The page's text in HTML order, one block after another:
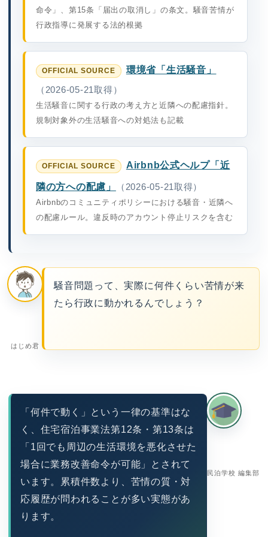
命令」、第15条「届出の取消し」の条文。騒音苦情が
行政指導に発展する法的根拠
環境省「生活騒音」
（2026-05-21取得）
生活騒音に関する行政の考え方と近隣への配慮指針。
規制対象外の生活騒音への対処法も記載
Airbnb公式ヘルプ「近
隣の方への配慮」
（2026-05-21取得）
Airbnbのコミュニティポリシーにおける騒音・近隣へ
の配慮ルール。違反時のアカウント停止リスクを含む
はじめ君
騒音問題って、実際に何件くらい苦情が来
たら行政に動かれるんでしょう？
民泊学校 編集部
「何件で動く」という一律の基準はな
く、住宅宿泊事業法第12条・第13条は
「1回でも周辺の生活環境を悪化させた
場合に業務改善命令が可能」とされて
います。累積件数より、苦情の質・対
応履歴が問われることが多い実態があ
ります。